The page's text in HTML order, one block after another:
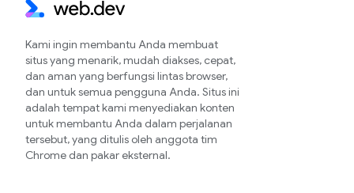
Kami ingin membantu Anda membuat
situs yang menarik, mudah diakses, cepat,
dan aman yang berfungsi lintas browser,
dan untuk semua pengguna Anda. Situs ini
adalah tempat kami menyediakan konten
untuk membantu Anda dalam perjalanan
tersebut, yang ditulis oleh anggota tim
Chrome dan pakar eksternal.